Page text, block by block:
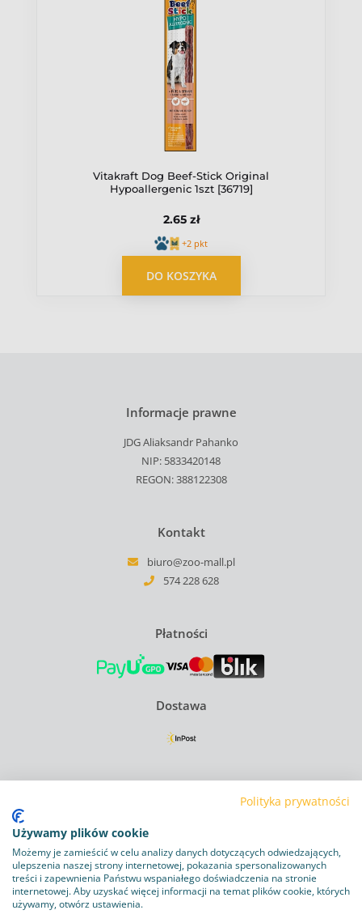
Vitakraft Dog Beef-Stick Original
Hypoallergenic 1szt [36719]
2.65 zł
+2 pkt
DO KOSZYKA
Informacje prawne
JDG Aliaksandr Pahanko
NIP: 5833420148
REGON: 388122308
Kontakt
biuro@zoo-mall.pl
574 228 628
Płatności
Dostawa
Polityka plików cookie
Obowiązek informacyjny RODO
Program lojalnościowy
Polityka prywatności
Używamy plików cookie
Możemy je zamieścić w celu analizy danych dotyczących odwiedzających,
ulepszenia naszej strony internetowej, pokazania spersonalizowanych
treści i zapewnienia Państwu wspaniałego doświadczenia na stronie
internetowej. Aby uzyskać więcej informacji na temat plików cookie, których
używamy, otwórz ustawienia.